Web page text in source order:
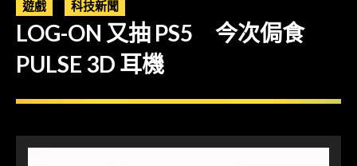
遊戲 科技新聞
LOG-ON 又抽 PS5 今次侷食
PULSE 3D 耳機